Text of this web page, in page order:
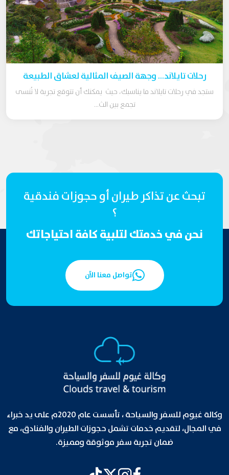
رحلات تايلاند… وجهة الصيف المثالية لعشاق الطبيعة
ستجد في رحلات تايلاند ما يناسبك، حيث يمكنك أن تتوقع تجربة لا تُنسى
تجمع بين الث...
تبحث عن تذاكر طيران أو حجوزات فندقية
؟
نحن في خدمتك لتلبية كافة احتياجاتك
تواصل معنا الآن
وكالة غيوم للسفر والسياحة ، تأسست عام 2020م على يد خبراء
في المجال، لتقديم خدمات تشمل حجوزات الطيران والفنادق، مع
ضمان تجربة سفر موثوقة ومميزة.